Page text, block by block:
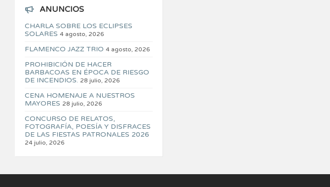
ANUNCIOS
CHARLA SOBRE LOS ECLIPSES
SOLARES 4 agosto, 2026
FLAMENCO JAZZ TRIO 4 agosto, 2026
PROHIBICIÓN DE HACER
BARBACOAS EN ÉPOCA DE RIESGO
DE INCENDIOS. 28 julio, 2026
CENA HOMENAJE A NUESTROS
MAYORES 28 julio, 2026
CONCURSO DE RELATOS,
FOTOGRAFÍA, POESÍA Y DISFRACES
DE LAS FIESTAS PATRONALES 2026
24 julio, 2026